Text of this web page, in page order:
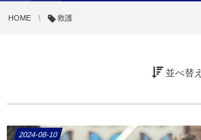
HOME 救護
並べ替え
2024-08-10